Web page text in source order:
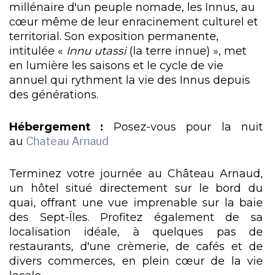
millénaire d'un peuple nomade, les Innus, au
cœur même de leur enracinement culturel et
territorial. Son exposition permanente,
intitulée « Innu utassi(la terre innue) », met
en lumière les saisons et le cycle de vie
annuel qui rythment la vie des Innus depuis
des générations.
Hébergement : Posez-vous pour la nuit
au Chateau Arnaud
Terminez votre journée au Château Arnaud,
un hôtel situé directement sur le bord du
quai, offrant une vue imprenable sur la baie
des Sept-Îles. Profitez également de sa
localisation idéale, à quelques pas de
restaurants, d'une crèmerie, de cafés et de
divers commerces, en plein cœur de la vie